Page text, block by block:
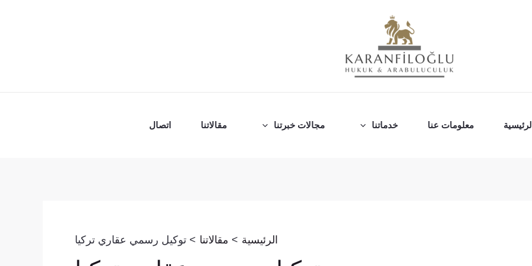
معلومات عنا خدماتنا مجالات خبرتنا مقالاتنا اتصال
الرئيسية مقالاتنا توكيل رسمي عقاري تركيا